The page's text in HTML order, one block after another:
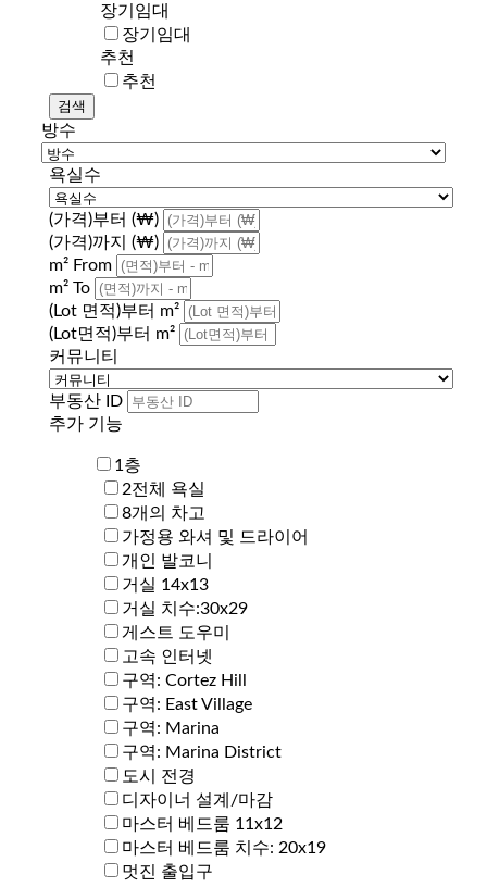
장기임대
장기임대
추천
추천
방수
욕실수
(가격)부터 (₩)
(가격)까지 (₩)
m² From
m² To
(Lot 면적)부터 m²
(Lot면적)부터 m²
커뮤니티
부동산 ID
추가 기능
1층
2전체 욕실
8개의 차고
가정용 와셔 및 드라이어
개인 발코니
거실 14x13
거실 치수:30x29
게스트 도우미
고속 인터넷
구역: Cortez Hill
구역: East Village
구역: Marina
구역: Marina District
도시 전경
디자이너 설계/마감
마스터 베드룸 11x12
마스터 베드룸 치수: 20x19
멋진 출입구